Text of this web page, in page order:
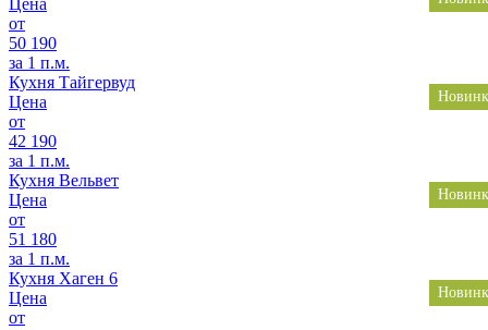
Цена
от
50 190
за 1 п.м.
Кухня Тайгервуд
Цена
от
42 190
за 1 п.м.
Кухня Вельвет
Цена
от
51 180
за 1 п.м.
Кухня Хаген 6
Цена
от